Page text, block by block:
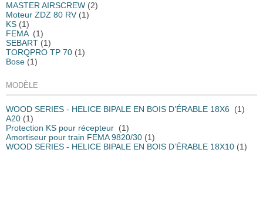
MASTER AIRSCREW (2)
Moteur ZDZ 80 RV (1)
KS (1)
FEMA (1)
SEBART (1)
TORQPRO TP 70 (1)
Bose (1)
MODÈLE
WOOD SERIES - HELICE BIPALE EN BOIS D’ÉRABLE 18X6
(1)
A20 (1)
Protection KS pour récepteur (1)
Amortiseur pour train FEMA 9820/30 (1)
WOOD SERIES - HELICE BIPALE EN BOIS D’ÉRABLE 18X10 (1)